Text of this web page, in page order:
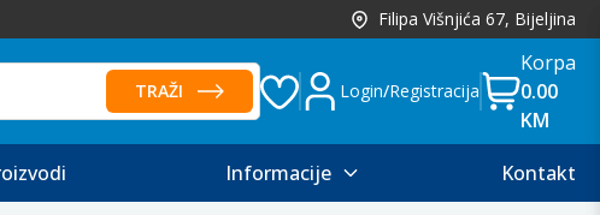
Filipa Višnjića 67, Bijeljina
TRAŽI Login/Registracija
Korpa
0.00
KM
Informacije Kontakt